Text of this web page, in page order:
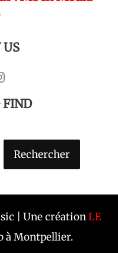
US
FIND
Rechercher
| Une créationLE
à Montpellier.